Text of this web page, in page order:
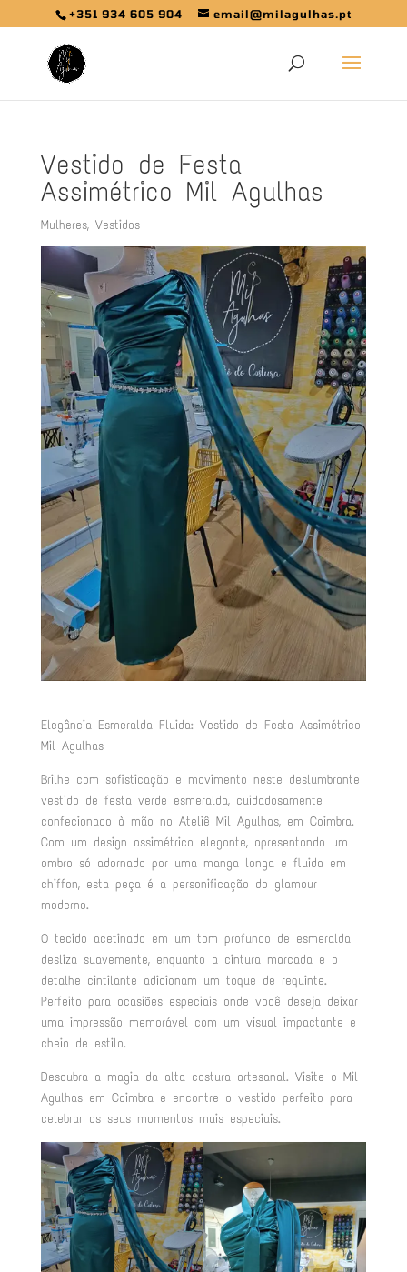
+351 934 605 904 email@milagulhas.pt
Vestido de Festa
Assimétrico Mil Agulhas
Mulheres, Vestidos
Elegância Esmeralda Fluida: Vestido de Festa Assimétrico
Mil Agulhas
Brilhe com sofisticação e movimento neste deslumbrante
vestido de festa verde esmeralda, cuidadosamente
confecionado à mão no Ateliê Mil Agulhas, em Coimbra.
Com um design assimétrico elegante, apresentando um
ombro só adornado por uma manga longa e fluida em
chiffon, esta peça é a personificação do glamour
moderno.
O tecido acetinado em um tom profundo de esmeralda
desliza suavemente, enquanto a cintura marcada e o
detalhe cintilante adicionam um toque de requinte.
Perfeito para ocasiões especiais onde você deseja deixar
uma impressão memorável com um visual impactante e
cheio de estilo.
Descubra a magia da alta costura artesanal. Visite o Mil
Agulhas em Coimbra e encontre o vestido perfeito para
celebrar os seus momentos mais especiais.